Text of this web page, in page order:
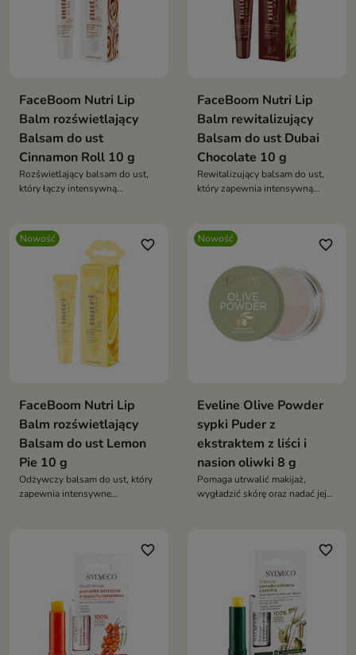
FaceBoom Nutri Lip
Balm rozświetlający
Balsam do ust
Cinnamon Roll 10 g
Rozświetlający balsam do ust,
który łączy intensywną
FaceBoom Nutri Lip
Balm rewitalizujący
Balsam do ust Dubai
Chocolate 10 g
Rewitalizujący balsam do ust,
który zapewnia intensywną
Nowość
favorite_border
FaceBoom Nutri Lip
Balm rozświetlający
Balsam do ust Lemon
Pie 10 g
Odżywczy balsam do ust, który
zapewnia intensywne
Nowość favorite_border
Eveline Olive Powder
sypki Puder z
ekstraktem z liści i
nasion oliwki 8 g
Pomaga utrwalić makijaż,
wygładzić skórę oraz nadać jej
favorite_border favorite_border